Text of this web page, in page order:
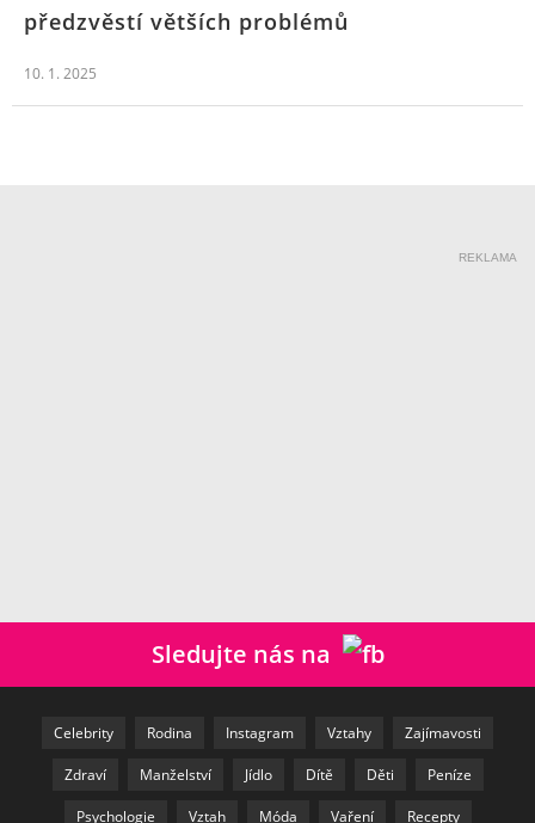
předzvěstí větších problémů
10. 1. 2025
REKLAMA
Sledujte nás na
Celebrity Rodina Instagram Vztahy Zajímavosti
Zdraví Manželství Jídlo Dítě Děti Peníze
Psychologie Vztah Móda Vaření Recepty